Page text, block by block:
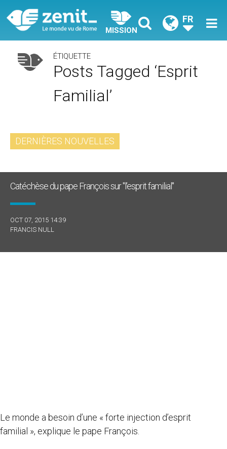
MISSION
FR
ÉTIQUETTE
Posts Tagged ‘esprit
Familial’
DERNIÈRES NOUVELLES
Catéchèse du pape François sur "l’esprit familial"
OCT 07, 2015 14:39
FRANCIS NULL
Le monde a besoin d’une « forte injection d’esprit
familial », explique le pape François.